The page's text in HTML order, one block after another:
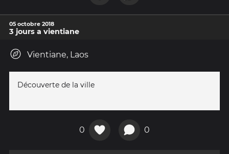
05 octobre 2018
3 jours a vientiane
Vientiane, Laos
Découverte de la ville
0 0